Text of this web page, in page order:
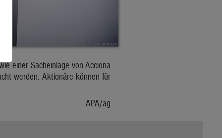
einer Sacheinlage von Acciona
werden. Aktionäre können für
APA/ag